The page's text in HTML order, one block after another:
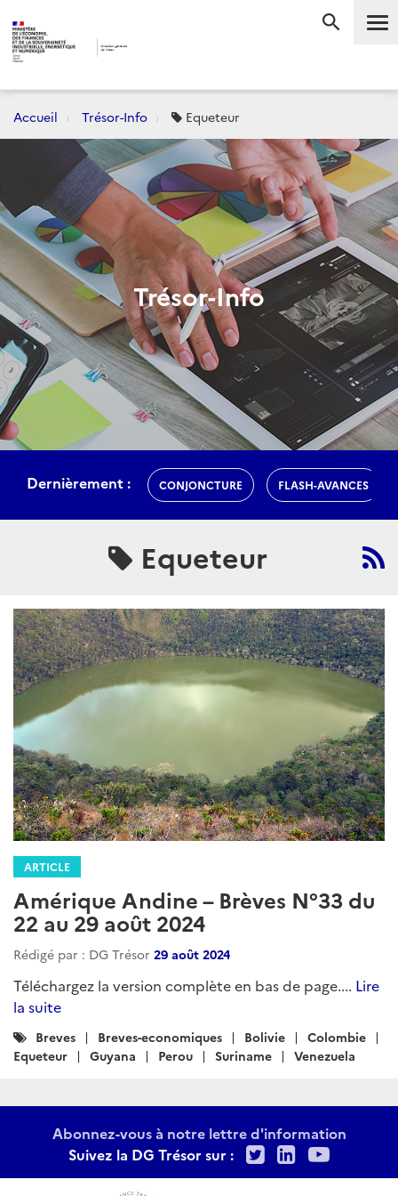
Accueil Trésor-Info Equeteur
Trésor-Info
Dernièrement : CONJONCTURE FLASH-AVANCES
Equeteur
ARTICLE
Amérique Andine – Brèves N°33 du
22 au 29 août 2024
Rédigé par : DG Trésor 29 août 2024
Téléchargez la version complète en bas de page.... Lire
la suite
Catégories
:
Breves Breves-economiques Bolivie
Colombie
Equeteur
Guyana Perou Suriname Venezuela
Abonnez-vous à notre lettre d'information
Suivez la DG Trésor sur :
TwitterLinkedIn